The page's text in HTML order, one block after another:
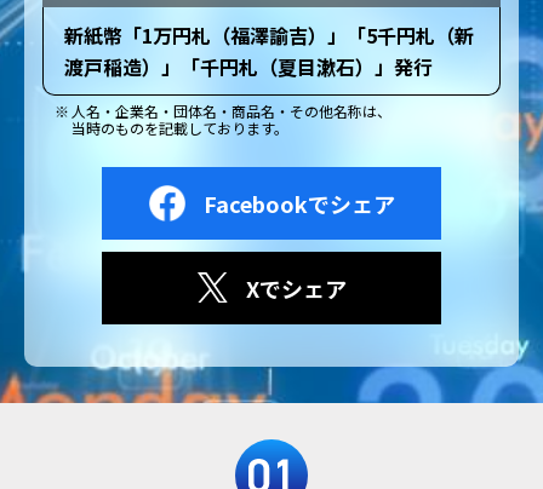
新紙幣「1万円札（福澤諭吉）」「5千円札（新
渡戸稲造）」「千円札（夏目漱石）」発行
人名・企業名・団体名・商品名・その他名称は、
当時のものを記載しております。
Facebookでシェア
Xでシェア